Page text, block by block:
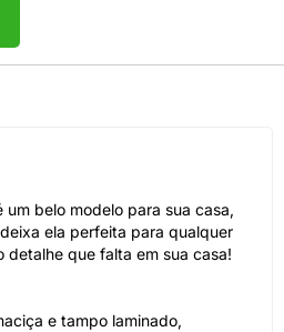
um belo modelo para sua casa,
ela perfeita para qualquer
detalhe que falta em sua casa!
e tampo laminado,